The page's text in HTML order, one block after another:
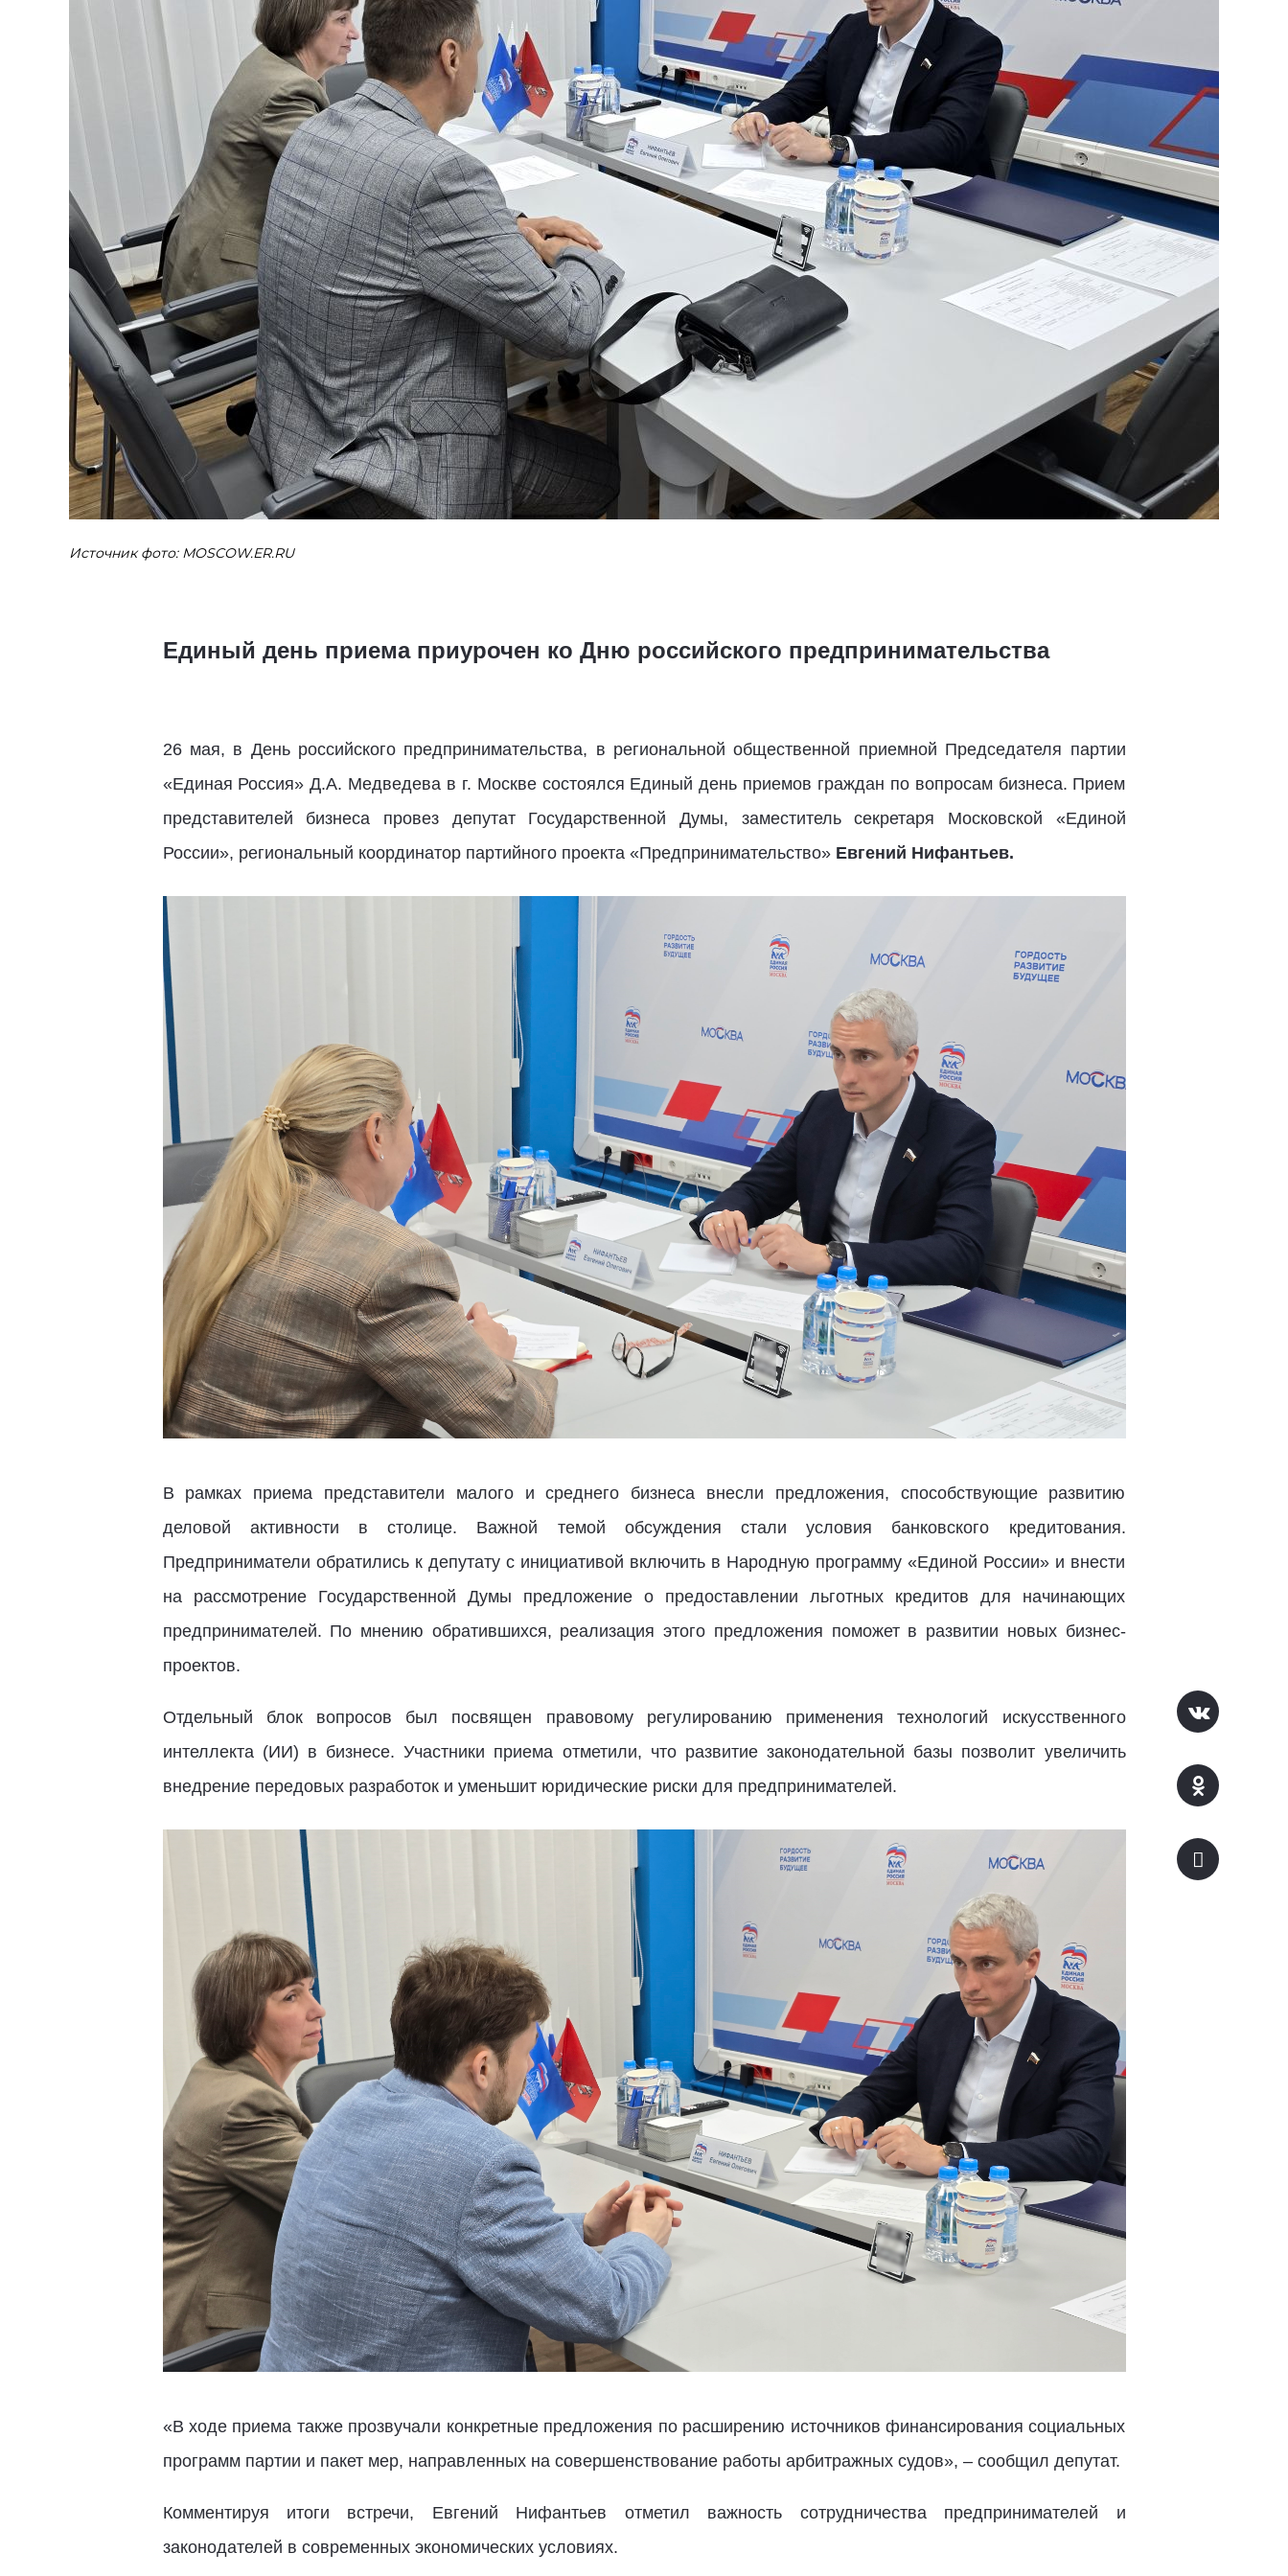
Источник фото: MOSCOW.ER.RU
Единый день приема приурочен ко Дню российского предпринимательства
26 мая, в День российского предпринимательства, в региональной общественной приемной Председателя партии
«Единая Россия» Д.А. Медведева в г. Москве состоялся Единый день приемов граждан по вопросам бизнеса. Прием
представителей бизнеса провез депутат Государственной Думы, заместитель секретаря Московской «Единой
России», региональный координатор партийного проекта «Предпринимательство» Евгений Нифантьев.
В рамках приема представители малого и среднего бизнеса внесли предложения, способствующие развитию
деловой активности в столице. Важной темой обсуждения стали условия банковского кредитования.
Предприниматели обратились к депутату с инициативой включить в Народную программу «Единой России» и внести
на рассмотрение Государственной Думы предложение о предоставлении льготных кредитов для начинающих
предпринимателей. По мнению обратившихся, реализация этого предложения поможет в развитии новых бизнес-
проектов.
Отдельный блок вопросов был посвящен правовому регулированию применения технологий искусственного
интеллекта (ИИ) в бизнесе. Участники приема отметили, что развитие законодательной базы позволит увеличить
внедрение передовых разработок и уменьшит юридические риски для предпринимателей.
«В ходе приема также прозвучали конкретные предложения по расширению источников финансирования социальных
программ партии и пакет мер, направленных на совершенствование работы арбитражных судов», – сообщил депутат.
Комментируя итоги встречи, Евгений Нифантьев отметил важность сотрудничества предпринимателей и
законодателей в современных экономических условиях.